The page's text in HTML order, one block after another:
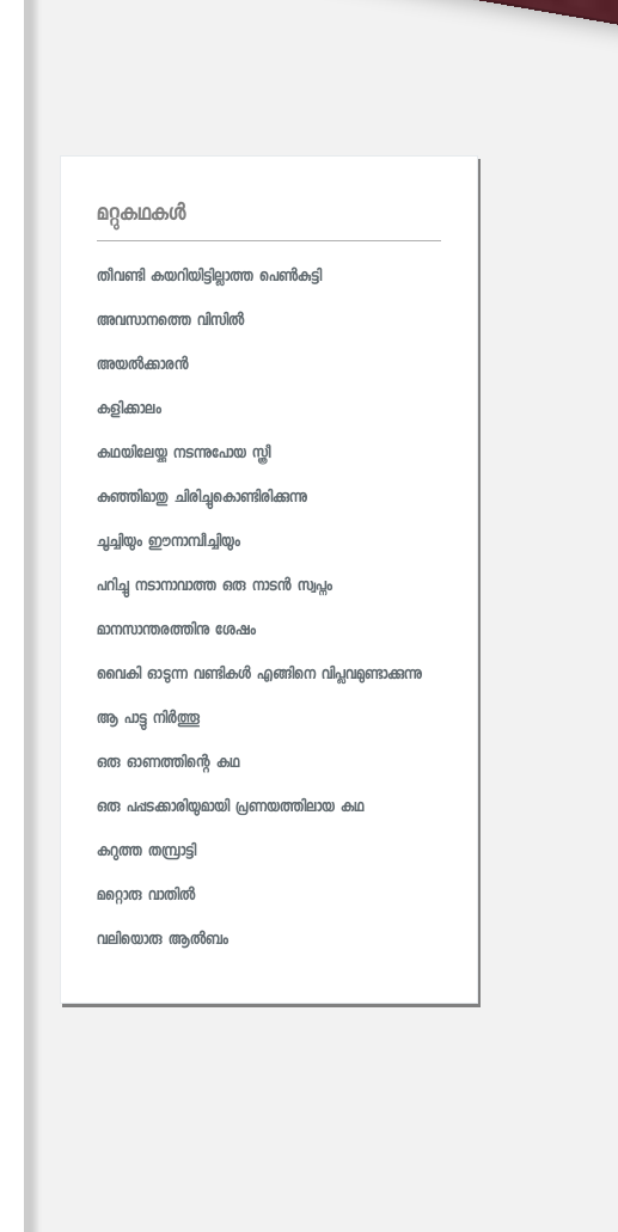
മറ്റുകഥകള്‍
തീവണ്ടി കയറിയിട്ടില്ലാത്ത പെൺകുട്ടി
അവസാനത്തെ വിസിൽ
അയൽക്കാരൻ
കളിക്കാലം
കഥയിലേയ്ക്കു നടന്നുപോയ സ്ത്രീ
കുഞ്ഞിമാതു ചിരിച്ചുകൊണ്ടിരിക്കുന്നു
ചൂച്ചിയും ഈനാമ്പീച്ചിയും
പറിച്ചു നടാനാവാത്ത ഒരു നാടൻ സ്വപ്നം
മാനസാന്തരത്തിനു ശേഷം
വൈകി ഓടുന്ന വണ്ടികൾ എങ്ങിനെ വിപ്ലവമുണ്ടാക്കുന്നു
ആ പാട്ടു നിർത്തൂ
ഒരു ഓണത്തിന്റെ കഥ
ഒരു പപ്പടക്കാരിയുമായി പ്രണയത്തിലായ കഥ
കറുത്ത തമ്പ്രാട്ടി
മറ്റൊരു വാതിൽ
വലിയൊരു ആൽബം